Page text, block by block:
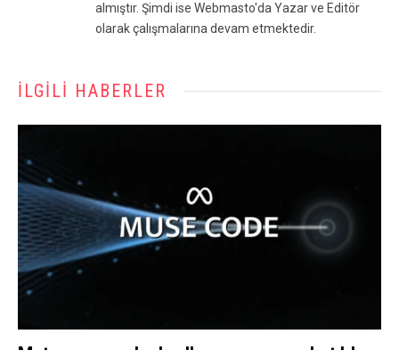
almıştır. Şimdi ise Webmasto'da Yazar ve Editör
olarak çalışmalarına devam etmektedir.
İLGILI HABERLER